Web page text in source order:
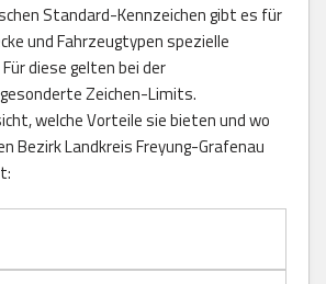
Standard-Kennzeichen gibt es für
und Fahrzeugtypen spezielle
diese gelten bei der
Zeichen-Limits.
welche Vorteile sie bieten und wo
Bezirk Landkreis Freyung-Grafenau